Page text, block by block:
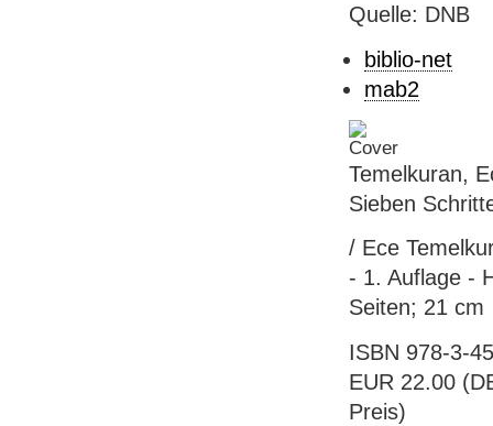
Quelle: DNB
biblio-net
mab2
Temelkuran,
Sieben
/ Ece
- 1. Auflage -
Seiten; 21 cm
ISBN 978-3-
EUR 22.00
Preis)